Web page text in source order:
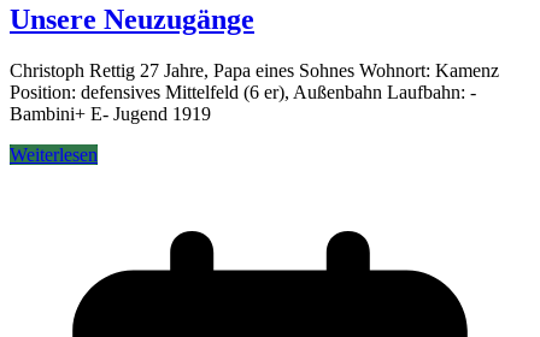
Unsere Neuzugänge
Christoph Rettig 27 Jahre, Papa eines Sohnes Wohnort: Kamenz
Position: defensives Mittelfeld (6 er), Außenbahn Laufbahn: -
Bambini+ E- Jugend 1919
Weiterlesen